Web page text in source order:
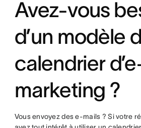
Avez-vous
d’un modèle
calendrier
marketing ?
Vous envoyez des e-mails ? Si votre